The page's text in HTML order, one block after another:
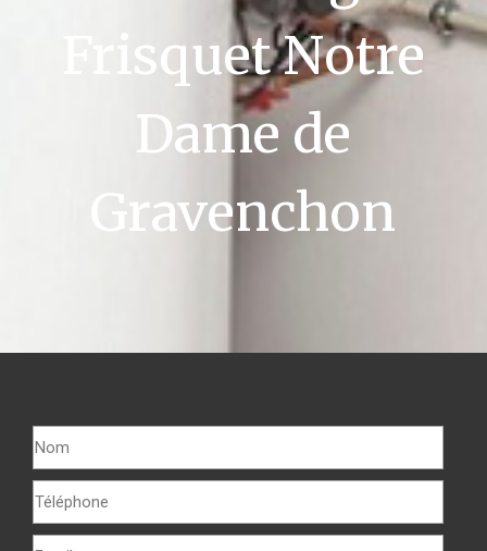
Frisquet Notre
Dame de
Gravenchon